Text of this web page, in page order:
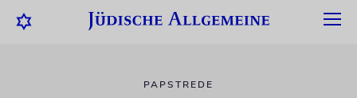
PAPSTREDE